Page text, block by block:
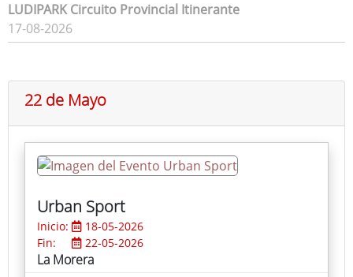
LUDIPARK Circuito Provincial Itinerante
17-08-2026
22 de Mayo
Urban Sport
Inicio:
18-05-2026
Fin:
22-05-2026
La Morera